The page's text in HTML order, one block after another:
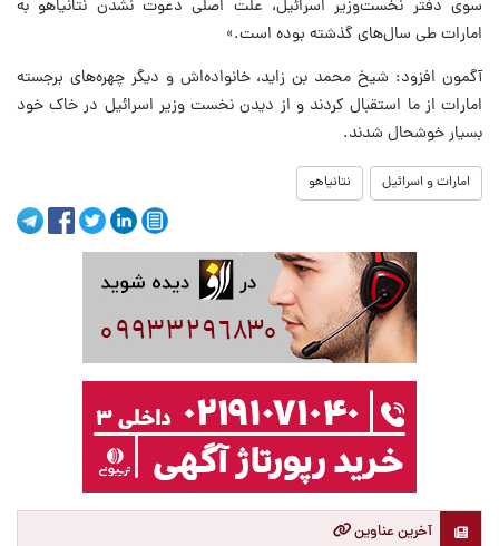
سوی دفتر نخست‌وزیر اسرائیل، علت اصلی دعوت نشدن نتانیاهو به
امارات طی سال‌های گذشته بوده است.»
آگمون افزود: شیخ محمد بن زاید، خانواده‌اش و دیگر چهره‌های برجسته
امارات از ما استقبال کردند و از دیدن نخست وزیر اسرائیل در خاک خود
بسیار خوشحال شدند.
امارات و اسرائیل نتانیاهو
آخرین عناوین